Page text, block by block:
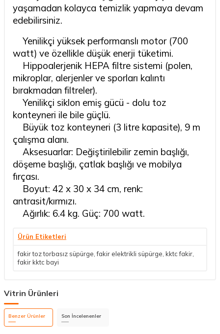
yaşamadan kolayca temizlik yapmaya devam
edebilirsiniz.
Yenilikçi yüksek performanslı motor (700
watt) ve özellikle düşük enerji tüketimi.
Hippoalerjenik HEPA filtre sistemi (polen,
mikroplar, alerjenler ve sporları kalıntı
bırakmadan filtreler).
Yenilikçi siklon emiş gücü - dolu toz
konteyneri ile bile güçlü.
Büyük toz konteyneri (3 litre kapasite), 9 m
çalışma alanı.
Aksesuarlar: Değiştirilebilir zemin başlığı,
döşeme başlığı, çatlak başlığı ve mobilya
fırçası.
Boyut: 42 x 30 x 34 cm, renk:
antrasit/kırmızı.
Ağırlık: 6.4 kg. Güç: 700 watt.
Ürün Etiketleri
fakir toz torbasız süpürge ,fakir elektrikli süpürge kktc fakir
fakir kktc bayi
Vitrin Ürünleri
Benzer Ürünler Son İncelenenler